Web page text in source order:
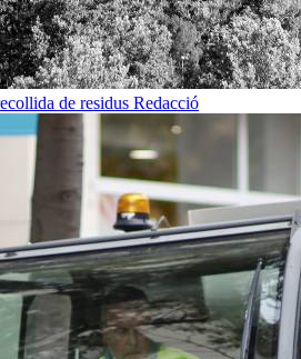
de residus Redacció